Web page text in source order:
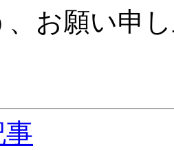
、お願い申